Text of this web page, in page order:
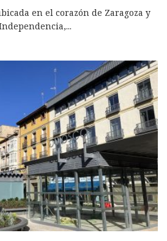
en el corazón de Zaragoza y
...